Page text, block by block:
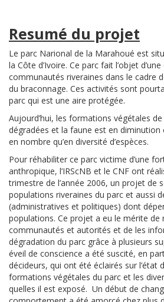
Resumé du projet
Le parc Narional de la Marahoué est
la Côte d’Ivoire. Ce parc fait l’objet
communautés riveraines dans le cadre
du braconnage. Ces activités sont
parc qui est une aire protégée.
Aujourd’hui, les formations végétales
dégradées et la faune est en diminution
en nombre qu’en diversité d’espèces.
Pour réhabiliter ce parc victime d’une
anthropique, l’IRScNB et le CNF ont
trimestre de l’année 2006, un projet de
populations riveraines du parc et aussi
(administratives et politiques) dont
populations. Ce projet a eu le mérite de
communautés et autorités et de les
dégradation du parc grâce à plusieurs
éveil de conscience a été suscité, en
décideurs, qui ont été éclairés sur l’état
formations végétales du parc et les
quelles il est exposé. Un début de